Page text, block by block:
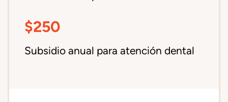
$250
Subsidio anual para atención dental